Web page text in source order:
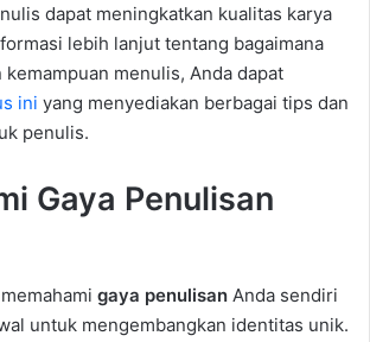
dapat meningkatkan kualitas karya
lebih lanjut tentang bagaimana
kemampuan menulis, Anda dapat
ini yang menyediakan berbagai tips dan
penulis.
Gaya Penulisan
gaya penulisan Anda sendiri
untuk mengembangkan identitas unik.